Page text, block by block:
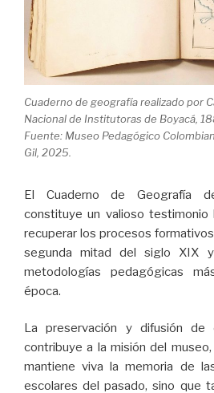
Cuaderno de geografía realizado por
Nacional de Institutoras de Boyacá,
Fuente: Museo Pedagógico
Gil, 2025.
El Cuaderno de Geografía
constituye un valioso
recuperar los procesos
segunda mitad del siglo XIX
metodologías pedagógicas
época.
La preservación y difusión
contribuye a la misión del
mantiene viva la memoria de
escolares del pasado, sino que